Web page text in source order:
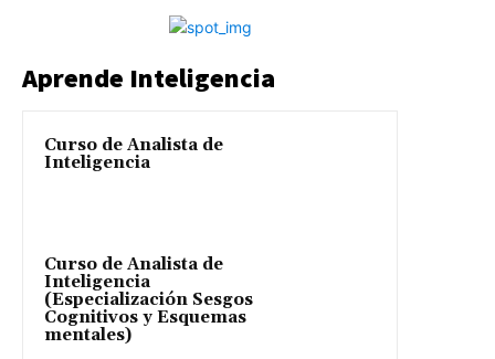
Aprende Inteligencia
Curso de Analista de
Inteligencia
Curso de Analista de
Inteligencia
(Especialización Sesgos
Cognitivos y Esquemas
mentales)